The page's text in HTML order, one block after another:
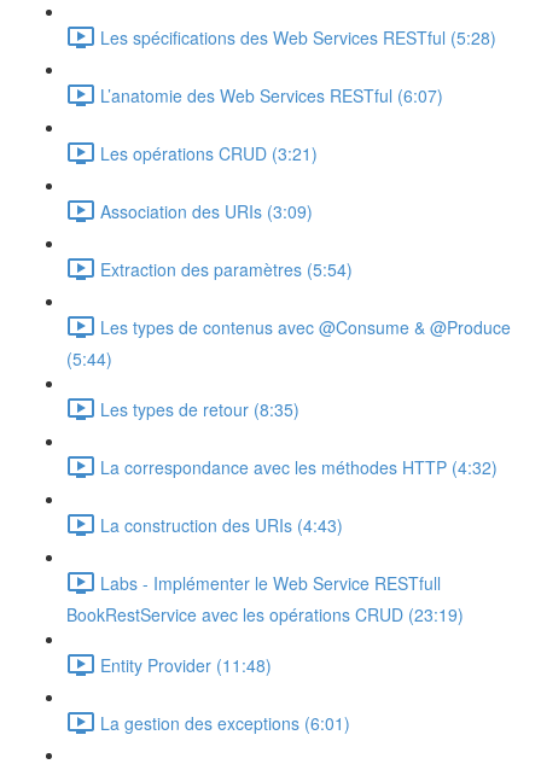
Les spécifications des Web Services RESTful (5:28)
L’anatomie des Web Services RESTful (6:07)
Les opérations CRUD (3:21)
Association des URIs (3:09)
Extraction des paramètres (5:54)
Les types de contenus avec @Consume & @Produce
(5:44)
Les types de retour (8:35)
La correspondance avec les méthodes HTTP (4:32)
La construction des URIs (4:43)
Labs - Implémenter le Web Service RESTfull
BookRestService avec les opérations CRUD (23:19)
Entity Provider (11:48)
La gestion des exceptions (6:01)